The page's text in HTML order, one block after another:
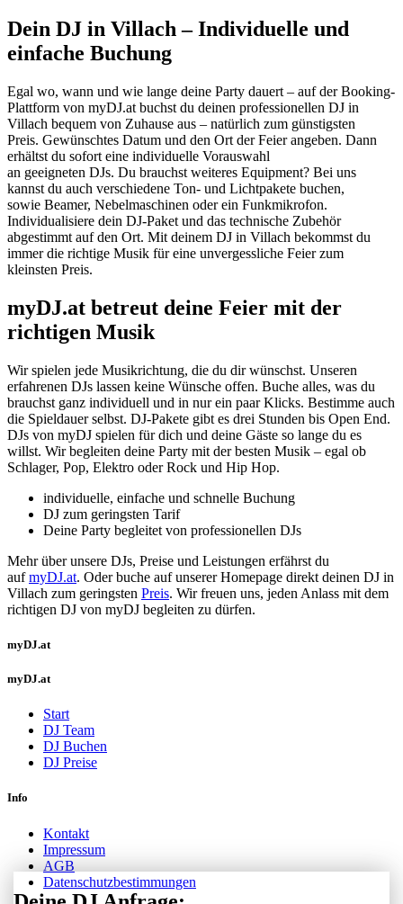
Dein DJ in Villach – Individuelle und
einfache Buchung
Egal wo, wann und wie lange deine Party dauert – auf der Booking-
Plattform von myDJ.at buchst du deinen professionellen DJ in
Villach bequem von Zuhause aus – natürlich zum günstigsten
Preis. Gewünschtes Datum und den Ort der Feier angeben. Dann
erhältst du sofort eine individuelle Vorauswahl
an geeigneten DJs. Du brauchst weiteres Equipment? Bei uns
kannst du auch verschiedene Ton- und Lichtpakete buchen,
sowie Beamer, Nebelmaschinen oder ein Funkmikrofon.
Individualisiere dein DJ-Paket und das technische Zubehör
abgestimmt auf den Ort. Mit deinem DJ in Villach bekommst du
immer die richtige Musik für eine unvergessliche Feier zum
kleinsten Preis.
myDJ.at betreut deine Feier mit der
richtigen Musik
Wir spielen jede Musikrichtung, die du dir wünschst. Unseren
erfahrenen DJs lassen keine Wünsche offen. Buche alles, was du
brauchst ganz individuell und in nur ein paar Klicks. Bestimme auch
die Spieldauer selbst. DJ-Pakete gibt es drei Stunden bis Open End.
DJs von myDJ spielen für dich und deine Gäste so lange du es
willst. Wir begleiten deine Party mit der besten Musik – egal ob
Schlager, Pop, Elektro oder Rock und Hip Hop.
individuelle, einfache und schnelle Buchung
DJ zum geringsten Tarif
Deine Party begleitet von professionellen DJs
Mehr über unsere DJs, Preise und Leistungen erfährst du
aufmyDJ.at. Oder buche auf unserer Homepage direkt deinen DJ in
Villach zum geringsten Preis. Wir freuen uns, jeden Anlass mit dem
richtigen DJ von myDJ begleiten zu dürfen.
myDJ.at
myDJ.at
Start
DJ Team
DJ Buchen
DJ Preise
Info
Kontakt
Impressum
AGB
Datenschutzbestimmungen